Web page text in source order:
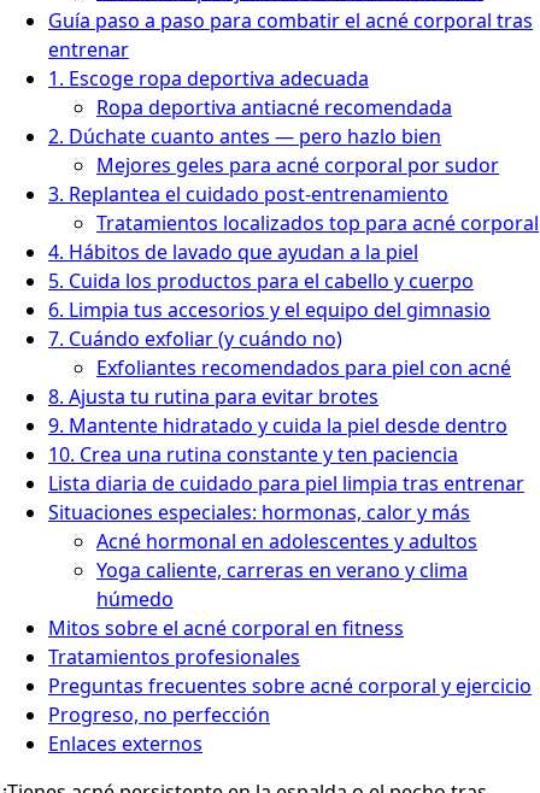
Guía paso a paso para combatir el acné corporal tras
entrenar
1. Escoge ropa deportiva adecuada
Ropa deportiva antiacné recomendada
2. Dúchate cuanto antes — pero hazlo bien
Mejores geles para acné corporal por sudor
3. Replantea el cuidado post-entrenamiento
Tratamientos localizados top para acné corporal
4. Hábitos de lavado que ayudan a la piel
5. Cuida los productos para el cabello y cuerpo
6. Limpia tus accesorios y el equipo del gimnasio
7. Cuándo exfoliar (y cuándo no)
Exfoliantes recomendados para piel con acné
8. Ajusta tu rutina para evitar brotes
9. Mantente hidratado y cuida la piel desde dentro
10. Crea una rutina constante y ten paciencia
Lista diaria de cuidado para piel limpia tras entrenar
Situaciones especiales: hormonas, calor y más
Acné hormonal en adolescentes y adultos
Yoga caliente, carreras en verano y clima
húmedo
Mitos sobre el acné corporal en fitness
Tratamientos profesionales
Preguntas frecuentes sobre acné corporal y ejercicio
Progreso, no perfección
Enlaces externos